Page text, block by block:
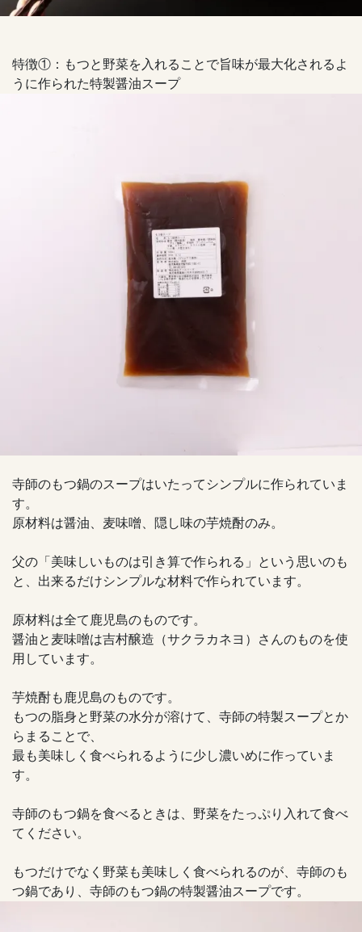
特徴①：もつと野菜を入れることで旨味が最大化されるよ
うに作られた特製醤油スープ
寺師のもつ鍋のスープはいたってシンプルに作られていま
す。
原材料は醤油、麦味噌、隠し味の芋焼酎のみ。
父の「美味しいものは引き算で作られる」という思いのも
と、出来るだけシンプルな材料で作られています。
原材料は全て鹿児島のものです。
醤油と麦味噌は吉村醸造（サクラカネヨ）さんのものを使
用しています。
芋焼酎も鹿児島のものです。
もつの脂身と野菜の水分が溶けて、寺師の特製スープとか
らまることで、
最も美味しく食べられるように少し濃いめに作っていま
す。
寺師のもつ鍋を食べるときは、野菜をたっぷり入れて食べ
てください。
もつだけでなく野菜も美味しく食べられるのが、寺師のも
つ鍋であり、寺師のもつ鍋の特製醤油スープです。